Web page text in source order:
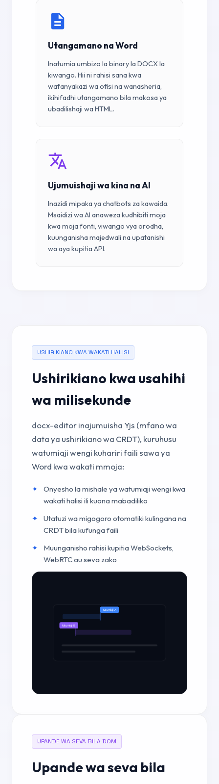
Utangamano na Word
Inatumia umbizo la binary la DOCX la
kiwango. Hii ni rahisi sana kwa
wafanyakazi wa ofisi na wanasheria,
ikihifadhi utangamano bila makosa ya
ubadilishaji wa HTML.
Ujumuishaji wa kina na AI
Inazidi mipaka ya chatbots za kawaida.
Msaidizi wa AI anaweza kudhibiti moja
kwa moja fonti, viwango vya orodha,
kuunganisha majedwali na upatanishi
wa aya kupitia API.
USHIRIKIANO KWA WAKATI HALISI
Ushirikiano kwa usahihi
wa milisekunde
docx-editor inajumuisha Yjs (mfano wa
data ya ushirikiano wa CRDT), kuruhusu
watumiaji wengi kuhariri faili sawa ya
Word kwa wakati mmoja:
Onyesho la mishale ya watumiaji wengi kwa
wakati halisi ili kuona mabadiliko
Utatuzi wa migogoro otomatiki kulingana na
CRDT bila kufunga faili
Muunganisho rahisi kupitia WebSockets,
WebRTC au seva zako
Mtumiaji A
Mtumiaji B
UPANDE WA SEVA BILA DOM
Upande wa seva bila